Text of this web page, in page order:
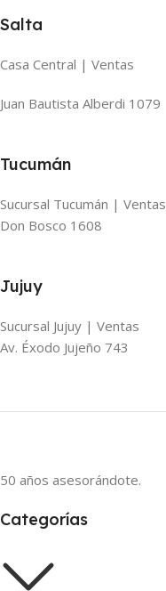
Salta
Casa Central | Ventas
Juan Bautista Alberdi 1079
Tucumán
Sucursal Tucumán | Ventas
Don Bosco 1608
Jujuy
Sucursal Jujuy | Ventas
Av. Éxodo Jujeño 743
50 años asesorándote.
Categorías